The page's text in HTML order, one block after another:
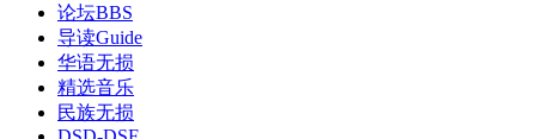
论坛BBS
导读Guide
华语无损
精选音乐
民族无损